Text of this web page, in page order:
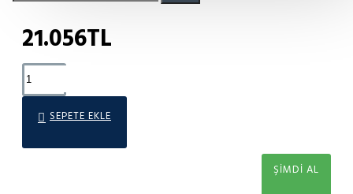
21.056TL
SEPETE EKLE
ŞIMDI AL